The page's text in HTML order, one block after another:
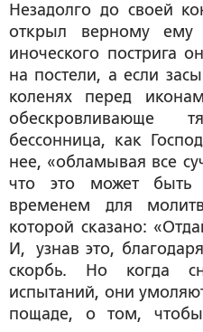
Незадолго до своей
открыл верному ему
иноческого пострига
на постели, а если
коленях перед
обескровливающе
бессонница, как
нее, «обламывая все
что это может быть
временем для
которой сказано:
И, узнав это,
скорбь. Но когда
испытаний, они
пощаде, о том,